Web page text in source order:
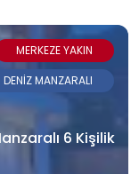
6 Kişilik
MERKEZE YAKIN
DENİZ MANZARALI